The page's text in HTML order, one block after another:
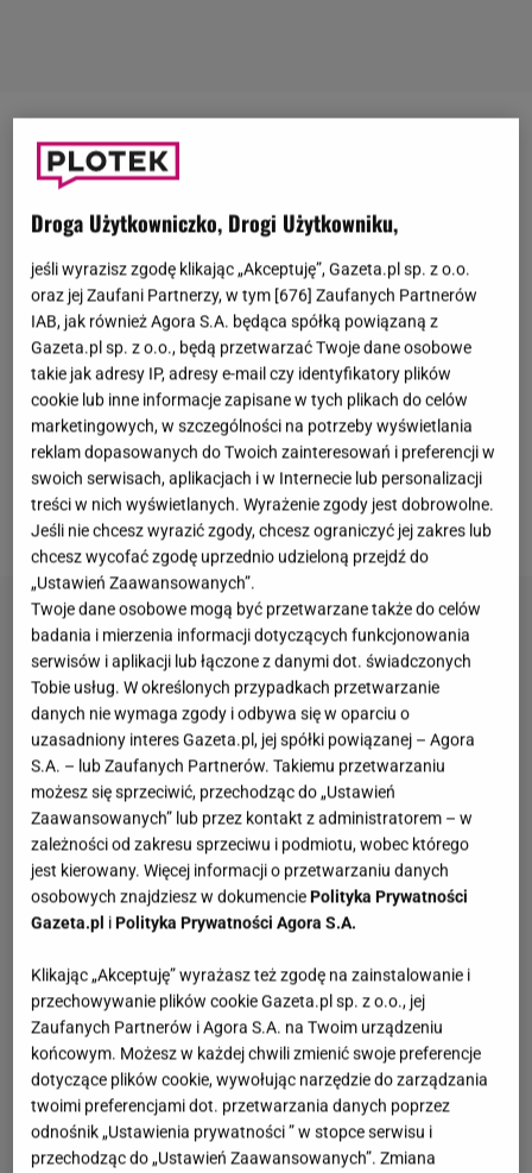
Emiliano Martinez
bramkarzem podczas ceremonii medalowej
zakończonego mundialu w Katarze.Piłkarz został
najważniejszych momentach spotkania obronił
bramkę. Martinez zwrócił też uwagę światowych
mediów wulgarnym gestem. Kiedy uradowany
odbierał Złotą Rękawicę, trochę go poniosło i
zszokował zebraną na stadionie publiczność i
dygnitarzy, przykładając statuetkę do krocza. Teraz
przedmiotem publicznej debaty została jego stopa.
Fani dopatrzyli się, że ma tylko cztery palce.
Droga Użytkowniczko, Drogi Użytkowniku,
jeśli wyrazisz zgodę klikając „Akceptuję”, Gazeta.pl sp. z o.o.
oraz jej Zaufani Partnerzy, w tym [676] Zaufanych Partnerów
IAB, jak również Agora S.A. będąca spółką powiązaną z
Gazeta.pl sp. z o.o., będą przetwarzać Twoje dane osobowe
takie jak adresy IP, adresy e-mail czy identyfikatory plików
cookie lub inne informacje zapisane w tych plikach do celów
marketingowych, w szczególności na potrzeby wyświetlania
reklam dopasowanych do Twoich zainteresowań i preferencji w
swoich serwisach, aplikacjach i w Internecie lub personalizacji
treści w nich wyświetlanych. Wyrażenie zgody jest dobrowolne.
Jeśli nie chcesz wyrazić zgody, chcesz ograniczyć jej zakres lub
chcesz wycofać zgodę uprzednio udzieloną przejdź do
„Ustawień Zaawansowanych”.
Twoje dane osobowe mogą być przetwarzane także do celów
badania i mierzenia informacji dotyczących funkcjonowania
serwisów i aplikacji lub łączone z danymi dot. świadczonych
Tobie usług. W określonych przypadkach przetwarzanie
danych nie wymaga zgody i odbywa się w oparciu o
uzasadniony interes Gazeta.pl, jej spółki powiązanej – Agora
S.A. – lub Zaufanych Partnerów. Takiemu przetwarzaniu
możesz się sprzeciwić, przechodząc do „Ustawień
Zaawansowanych” lub przez kontakt z administratorem – w
zależności od zakresu sprzeciwu i podmiotu, wobec którego
jest kierowany. Więcej informacji o przetwarzaniu danych
osobowych znajdziesz w dokumenciePolityka Prywatności
Gazeta.pl iPolityka Prywatności Agora S.A.
Klikając „Akceptuję” wyrażasz też zgodę na zainstalowanie i
przechowywanie plików cookie Gazeta.pl sp. z o.o., jej
Zaufanych Partnerów i Agora S.A. na Twoim urządzeniu
końcowym. Możesz w każdej chwili zmienić swoje preferencje
dotyczące plików cookie, wywołując narzędzie do zarządzania
twoimi preferencjami dot. przetwarzania danych poprzez
odnośnik „Ustawienia prywatności ” w stopce serwisu i
przechodząc do „Ustawień Zaawansowanych”. Zmiana